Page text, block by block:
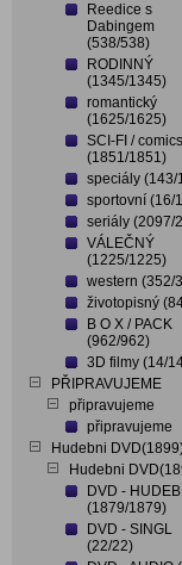
Reedice s
Dabingem
(538/538)
RODINNÝ
(1345/1345)
romantický
(1625/1625)
SCI-FI / comics
(1851/1851)
speciály (143/
sportovní (16/
seriály (2097/
VÁLEČNÝ
(1225/1225)
western (352/
životopisný
B O X / PACK
(962/962)
3D filmy (14/
PŘIPRAVUJEME
připravujeme
připravujeme
Hudebni
Hudebni
DVD -
(1879/1879)
DVD - SINGL
(22/22)